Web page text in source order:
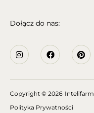
Dołącz do nas:
Copyright © 2026 Intelifarm
Polityka Prywatności